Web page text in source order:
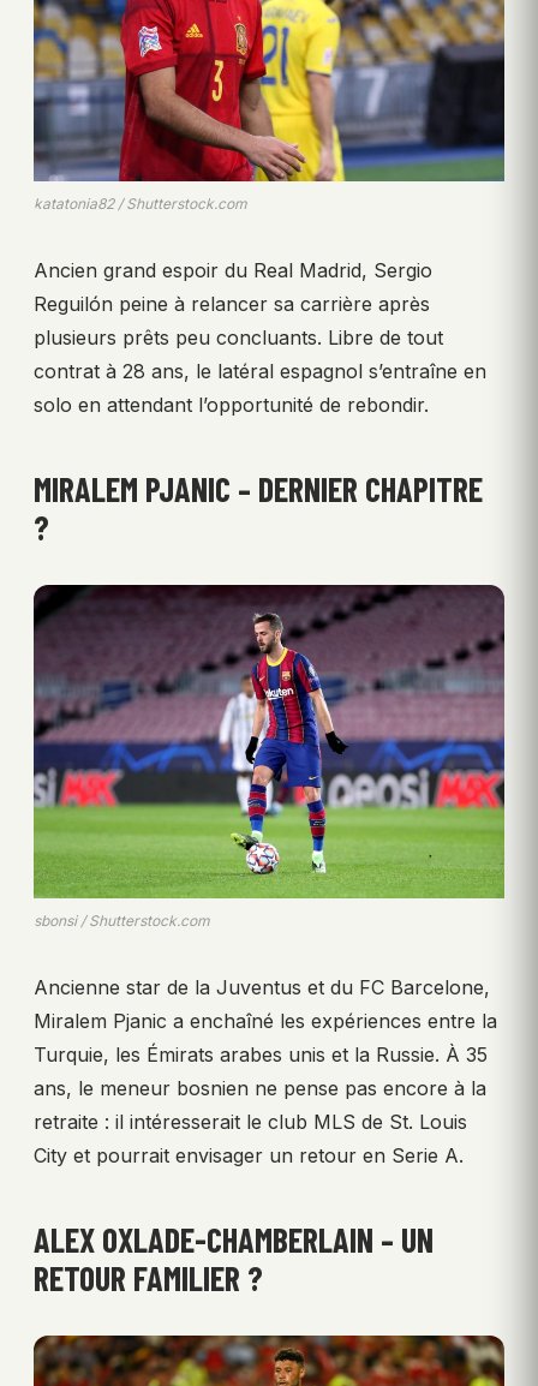
katatonia82 / Shutterstock.com
Ancien grand espoir du Real Madrid, Sergio
Reguilón peine à relancer sa carrière après
plusieurs prêts peu concluants. Libre de tout
contrat à 28 ans, le latéral espagnol s’entraîne en
solo en attendant l’opportunité de rebondir.
MIRALEM PJANIC – DERNIER CHAPITRE
?
sbonsi / Shutterstock.com
Ancienne star de la Juventus et du FC Barcelone,
Miralem Pjanic a enchaîné les expériences entre la
Turquie, les Émirats arabes unis et la Russie. À 35
ans, le meneur bosnien ne pense pas encore à la
retraite : il intéresserait le club MLS de St. Louis
City et pourrait envisager un retour en Serie A.
ALEX OXLADE-CHAMBERLAIN – UN
RETOUR FAMILIER ?